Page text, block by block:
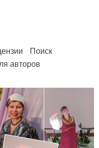
Поиск
авторов